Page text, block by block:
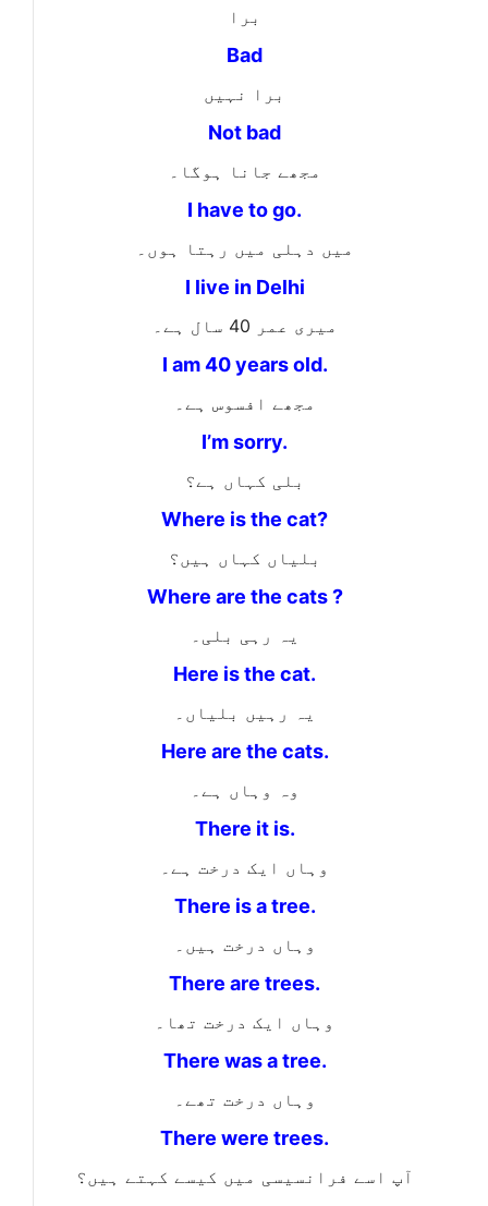
برا
Bad
برا نہیں
Not bad
مجھے جانا ہوگا۔
I have to go.
میں دہلی میں رہتا ہوں۔
I live in Delhi
میری عمر 40 سال ہے۔
I am 40 years old.
مجھے افسوس ہے۔
I’m sorry.
بلی کہاں ہے؟
Where is the cat?
بلیاں کہاں ہیں؟
Where are the cats ?
یہ رہی بلی۔
Here is the cat.
یہ رہیں بلیاں۔
Here are the cats.
وہ وہاں ہے۔
There it is.
وہاں ایک درخت ہے۔
There is a tree.
وہاں درخت ہیں۔
There are trees.
وہاں ایک درخت تھا۔
There was a tree.
وہاں درخت تھے۔
There were trees.
آپ اسے فرانسیسی میں کیسے کہتے ہیں؟